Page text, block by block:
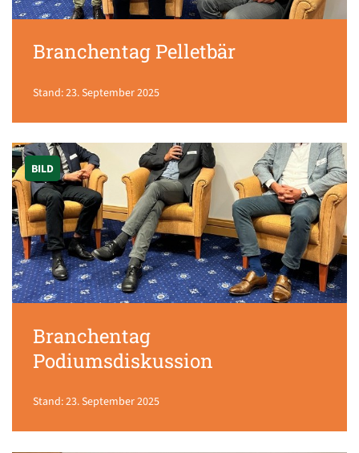
Branchentag Pelletbär
Stand: 23. September 2025
BILD
Branchentag
Podiumsdiskussion
Stand: 23. September 2025